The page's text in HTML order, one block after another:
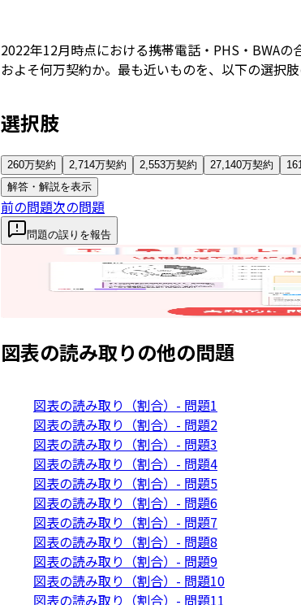
2022年12月時点における携帯電話・PHS・BWAの
およそ何万契約か。最も近いものを、以下の選択
選択肢
260万契約 2,714万契約 2,553万契約 27,140万契約
解答・解説を表示
前の問題次の問題
問題の誤りを報告
図表の読み取りの他の問題
図表の読み取り（割合）- 問題1
図表の読み取り（割合）- 問題2
図表の読み取り（割合）- 問題3
図表の読み取り（割合）- 問題4
図表の読み取り（割合）- 問題5
図表の読み取り（割合）- 問題6
図表の読み取り（割合）- 問題7
図表の読み取り（割合）- 問題8
図表の読み取り（割合）- 問題9
図表の読み取り（割合）- 問題10
図表の読み取り（割合）- 問題11